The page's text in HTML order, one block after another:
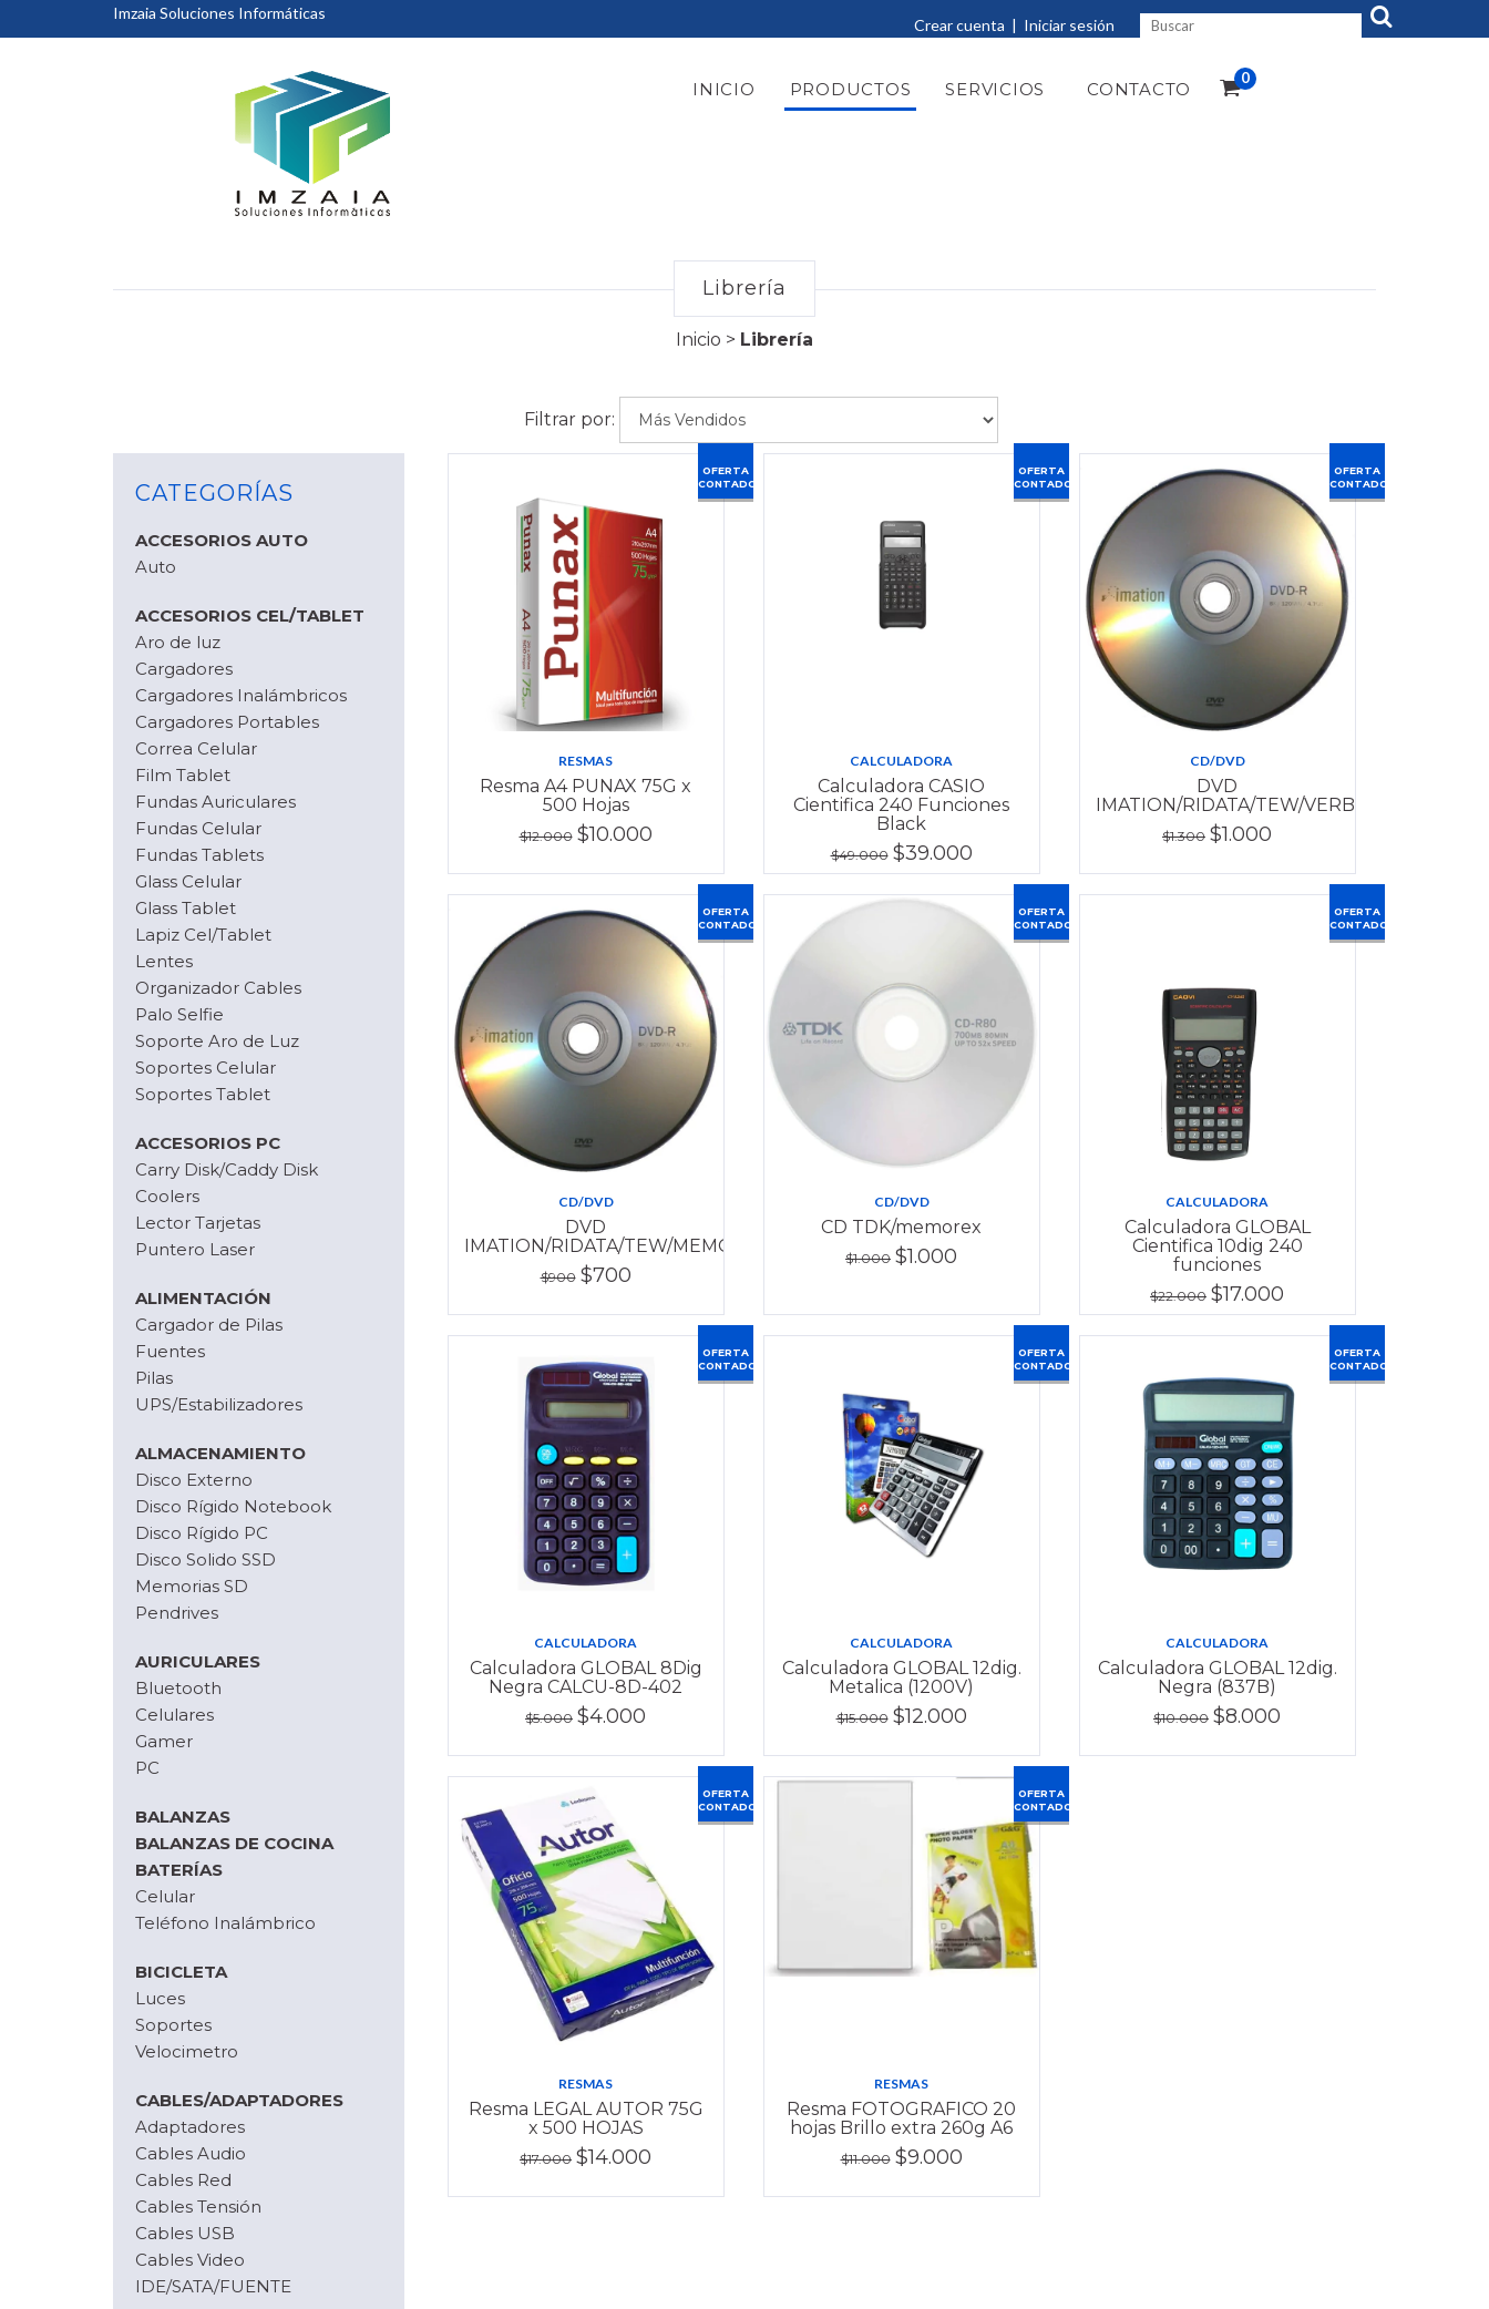
Imzaia Soluciones Informáticas
Crear cuenta | Iniciar sesión
INICIO PRODUCTOS SERVICIOS CONTACTO
0
Librería
Inicio > Librería
Filtrar por:
CATEGORÍAS
ACCESORIOS AUTO
Auto
ACCESORIOS CEL/TABLET
Aro de luz
Cargadores
Cargadores Inalámbricos
Cargadores Portables
Correa Celular
Film Tablet
Fundas Auriculares
Fundas Celular
Fundas Tablets
Glass Celular
Glass Tablet
Lapiz Cel/Tablet
Lentes
Organizador Cables
Palo Selfie
Soporte Aro de Luz
Soportes Celular
Soportes Tablet
ACCESORIOS PC
Carry Disk/Caddy Disk
Coolers
Lector Tarjetas
Puntero Laser
ALIMENTACIÓN
Cargador de Pilas
Fuentes
Pilas
UPS/Estabilizadores
ALMACENAMIENTO
Disco Externo
Disco Rígido Notebook
Disco Rígido PC
Disco Solido SSD
Memorias SD
Pendrives
AURICULARES
Bluetooth
Celulares
Gamer
PC
BALANZAS
BALANZAS DE COCINA
BATERÍAS
Celular
Teléfono Inalámbrico
BICICLETA
Luces
Soportes
Velocimetro
CABLES/ADAPTADORES
Adaptadores
Cables Audio
Cables Red
Cables Tensión
Cables USB
Cables Video
IDE/SATA/FUENTE
OFERTA
CONTADO
RESMAS
Resma A4 PUNAX 75G x
500 Hojas
$12.000 $10.000
OFERTA
CONTADO
CALCULADORA
Calculadora CASIO
Cientifica 240 Funciones
Black
$49.000 $39.000
OFERTA
CONTADO
CD/DVD
DVD
IMATION/RIDATA/TEW/VERBATIM
$1.300 $1.000
OFERTA
CONTADO
CD/DVD
DVD
IMATION/RIDATA/TEW/MEMOREX
$900 $700
OFERTA
CONTADO
CD/DVD
CD TDK/memorex
$1.000 $1.000
OFERTA
CONTADO
CALCULADORA
Calculadora GLOBAL
Cientifica 10dig 240
funciones
$22.000 $17.000
OFERTA
CONTADO
CALCULADORA
Calculadora GLOBAL 8Dig
Negra CALCU-8D-402
$5.000 $4.000
OFERTA
CONTADO
CALCULADORA
Calculadora GLOBAL 12dig.
Metalica (1200V)
$15.000 $12.000
OFERTA
CONTADO
CALCULADORA
Calculadora GLOBAL 12dig.
Negra (837B)
$10.000 $8.000
OFERTA
CONTADO
RESMAS
Resma LEGAL AUTOR 75G
x 500 HOJAS
$17.000 $14.000
OFERTA
CONTADO
RESMAS
Resma FOTOGRAFICO 20
hojas Brillo extra 260g A6
$11.000 $9.000